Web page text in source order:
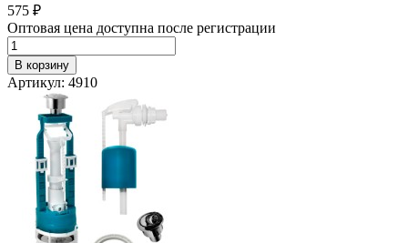
575 ₽
Оптовая цена доступна после регистрации
В корзину
Артикул: 4910